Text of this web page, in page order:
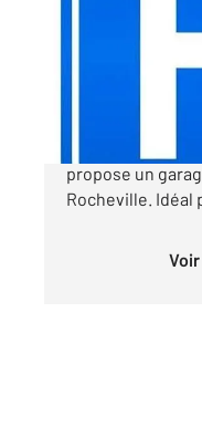
30
Votre agence
propose un
Rocheville. Idéal